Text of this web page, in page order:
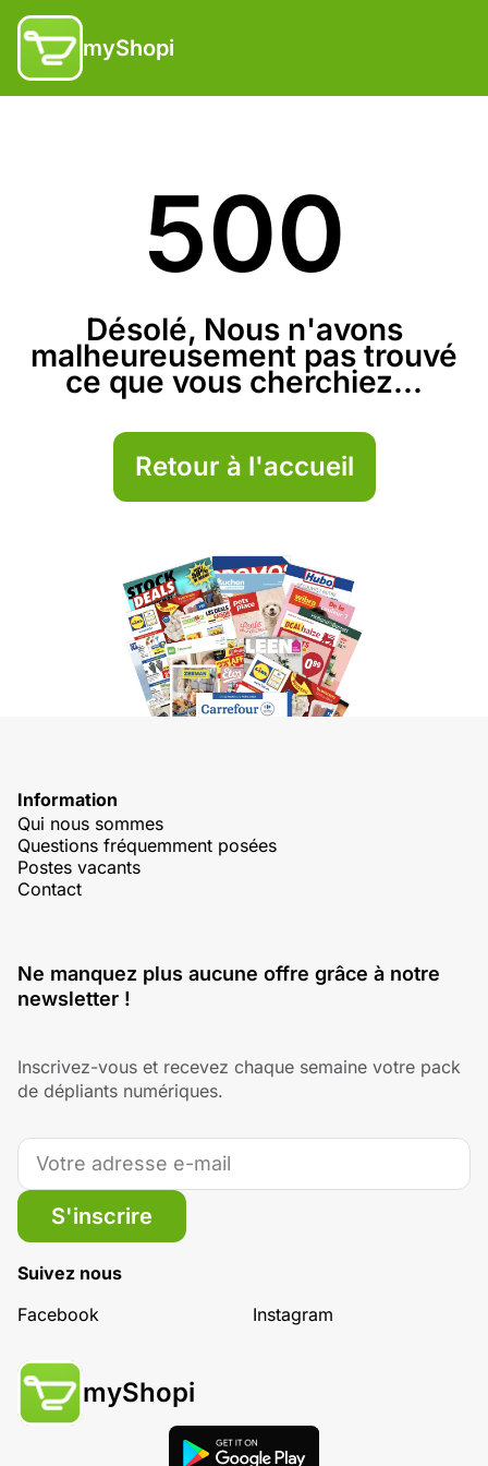
myShopi
500
Désolé, Nous n'avons
malheureusement pas trouvé
ce que vous cherchiez...
Retour à l'accueil
Information
Qui nous sommes
Questions fréquemment posées
Postes vacants
Contact
Ne manquez plus aucune offre grâce à notre
newsletter !
Inscrivez-vous et recevez chaque semaine votre pack
de dépliants numériques.
S'inscrire
Suivez nous
Facebook
Instagram
myShopi